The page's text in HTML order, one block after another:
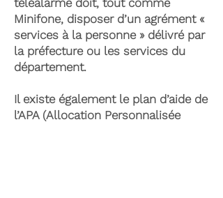
téléalarme doit, tout comme
Minifone, disposer d’un agrément «
services à la personne » délivré par
la préfecture ou les services du
département.
Il existe également le plan d’aide de
l’APA (Allocation Personnalisée